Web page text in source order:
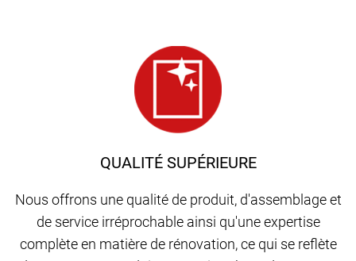
QUALITÉ SUPÉRIEURE
Nous offrons une qualité de produit, d'assemblage et
de service irréprochable ainsi qu'une expertise
complète en matière de rénovation, ce qui se reflète